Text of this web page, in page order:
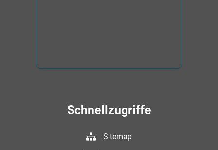
Schnellzugriffe
Sitemap